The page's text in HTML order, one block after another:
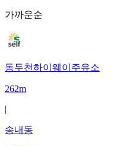
가까운순
동두천하이웨이주유소
262m
|
송내동